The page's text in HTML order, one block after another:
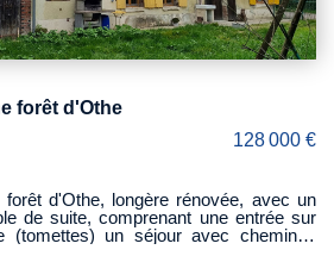
forêt d'Othe
128 000 €
forêt d'Othe, longère rénovée, avec un
de suite, comprenant une entrée sur
(tomettes) un séjour avec cheminée